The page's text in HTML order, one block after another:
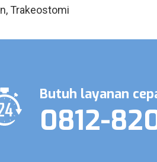
Trakeostomi
Butuh layanan
0812-